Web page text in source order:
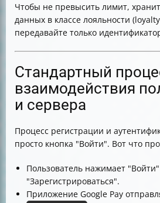
Чтобы не превысить лимит,
данных в классе лояльности
передавайте только
Стандартный
взаимодействия
и сервера
Процесс регистрации и
просто кнопка "Войти". Вот что
Пользователь нажимает
"Зарегистрироваться".
Приложение Google Pay